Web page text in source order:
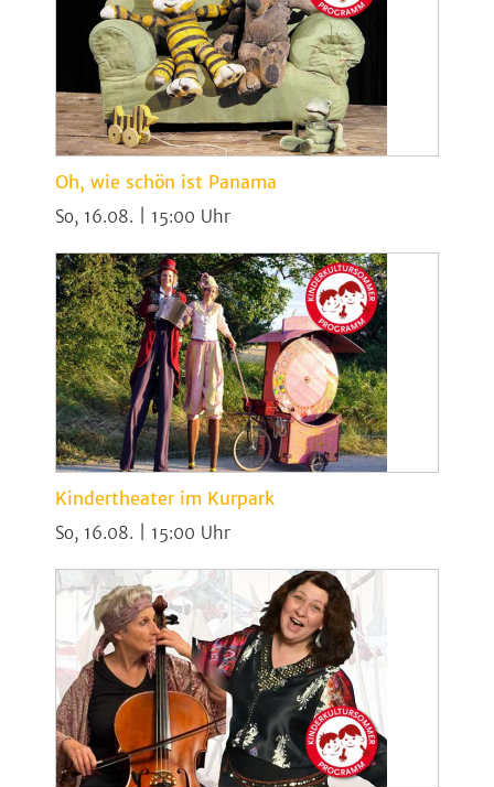
Oh, wie schön ist Panama
So, 16.08. | 15:00
Kindertheater im Kurpark
So, 16.08. | 15:00